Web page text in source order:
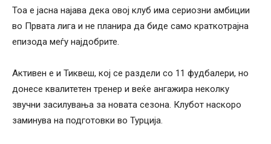
Тоа е јасна најава дека овој клуб има сериозни амбиции
во Првата лига и не планира да биде само краткотрајна
епизода меѓу најдобрите.
Активен е и Тиквеш, кој се раздели со 11 фудбалери, но
донесе квалитетен тренер и веќе ангажира неколку
звучни засилувања за новата сезона. Клубот наскоро
заминува на подготовки во Турција.